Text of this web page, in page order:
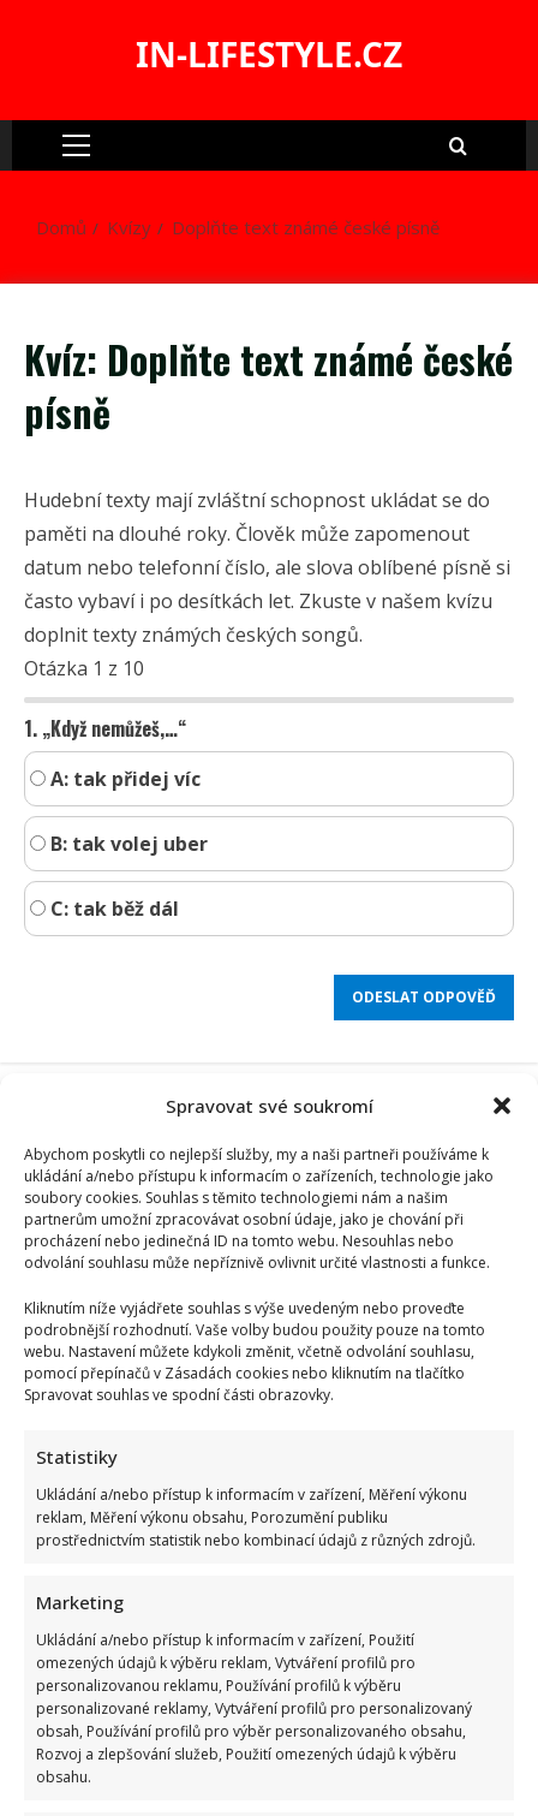
Spravovat své soukromí
Abychom poskytli co nejlepší služby, my a naši partneři používáme k
ukládání a/nebo přístupu k informacím o zařízeních, technologie jako
soubory cookies. Souhlas s těmito technologiemi nám a našim
partnerům umožní zpracovávat osobní údaje, jako je chování při
procházení nebo jedinečná ID na tomto webu. Nesouhlas nebo
odvolání souhlasu může nepříznivě ovlivnit určité vlastnosti a funkce.
Kliknutím níže vyjádřete souhlas s výše uvedeným nebo proveďte
podrobnější rozhodnutí. Vaše volby budou použity pouze na tomto
webu. Nastavení můžete kdykoli změnit, včetně odvolání souhlasu,
pomocí přepínačů v Zásadách cookies nebo kliknutím na tlačítko
Spravovat souhlas ve spodní části obrazovky.
Statistiky
Ukládání a/nebo přístup k informacím v zařízení, Měření výkonu
reklam, Měření výkonu obsahu, Porozumění publiku
prostřednictvím statistik nebo kombinací údajů z různých zdrojů.
Marketing
Ukládání a/nebo přístup k informacím v zařízení, Použití
omezených údajů k výběru reklam, Vytváření profilů pro
personalizovanou reklamu, Používání profilů k výběru
personalizované reklamy, Vytváření profilů pro personalizovaný
obsah, Používání profilů pro výběr personalizovaného obsahu,
Rozvoj a zlepšování služeb, Použití omezených údajů k výběru
obsahu.
IN-LIFESTYLE.CZ
Primary
Domů
Kvízy Doplňte text známé české písně
Kvíz: Doplňte text známé české
písně
Hudební texty mají zvláštní schopnost ukládat se do
paměti na dlouhé roky. Člověk může zapomenout
datum nebo telefonní číslo, ale slova oblíbené písně si
často vybaví i po desítkách let. Zkuste v našem kvízu
doplnit texty známých českých songů.
Otázka 1 z 10
1. „Když nemůžeš,…“
A: tak přidej víc
B: tak volej uber
C: tak běž dál
Test znalostí o československých pohádkách: Bez chyby
6. 8. 2026
Kvíz pro milovníky češtiny: 10 otázek na slovní zásobu